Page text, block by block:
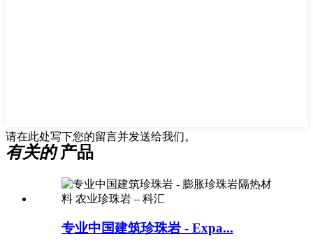
请在此处写下您的留言并发送给我们。
有关的产品
专业中国建筑珍珠岩 - Expa...